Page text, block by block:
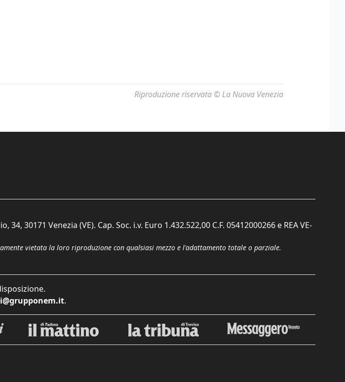
Riproduzione riservata © La Nuova Venezia
30171 Venezia (VE). Cap. Soc. i.v. Euro 1.432.522,00 C.F. 05412000266 e REA VE-
vietata la loro riproduzione con qualsiasi mezzo e l'adattamento totale o parziale.
.